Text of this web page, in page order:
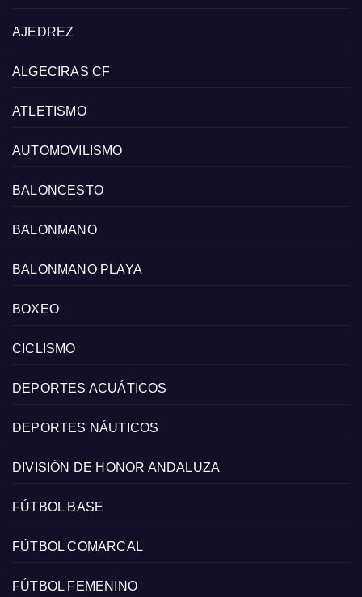
AJEDREZ
ALGECIRAS CF
ATLETISMO
AUTOMOVILISMO
BALONCESTO
BALONMANO
BALONMANO PLAYA
BOXEO
CICLISMO
DEPORTES ACUÁTICOS
DEPORTES NÁUTICOS
DIVISIÓN DE HONOR ANDALUZA
FÚTBOL BASE
FÚTBOL COMARCAL
FÚTBOL FEMENINO